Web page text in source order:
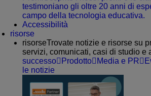
testimoniano gli oltre 20 anni di
campo della tecnologia educativa.
Accessibilità
risorse
risorseTrovate notizie e risorse su
servizi, comunicati, casi di studio e
successo
Prodotto Media e PR
le notizie